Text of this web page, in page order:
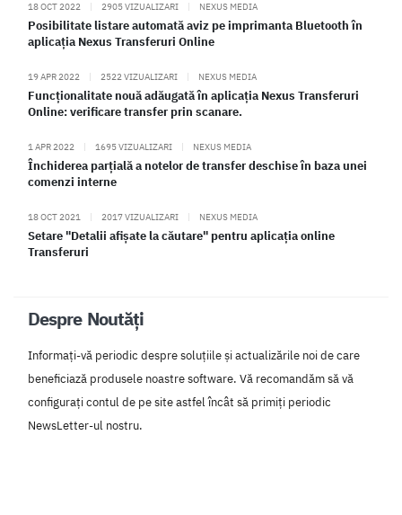
18 OCT 2022 | 2905 VIZUALIZARI | NEXUS MEDIA
Posibilitate listare automată aviz pe imprimanta Bluetooth în
aplicația Nexus Transferuri Online
19 APR 2022 | 2522 VIZUALIZARI | NEXUS MEDIA
Funcționalitate nouă adăugată în aplicația Nexus Transferuri
Online: verificare transfer prin scanare.
1 APR 2022 | 1695 VIZUALIZARI | NEXUS MEDIA
Închiderea parțială a notelor de transfer deschise în baza unei
comenzi interne
18 OCT 2021 | 2017 VIZUALIZARI | NEXUS MEDIA
Setare "Detalii afișate la căutare" pentru aplicația online
Transferuri
Despre Noutăți
Informați-vă periodic despre soluțiile și actualizările noi de care
beneficiază produsele noastre software. Vă recomandăm să vă
configurați contul de pe site astfel încât să primiți periodic
NewsLetter-ul nostru.